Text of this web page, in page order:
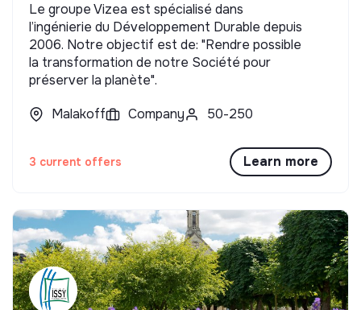
Le groupe Vizea est spécialisé dans
l’ingénierie du Développement Durable depuis
2006. Notre objectif est de: "Rendre possible
la transformation de notre Société pour
préserver la planète".
Malakoff
Company 50-250
3 current offers Learn more